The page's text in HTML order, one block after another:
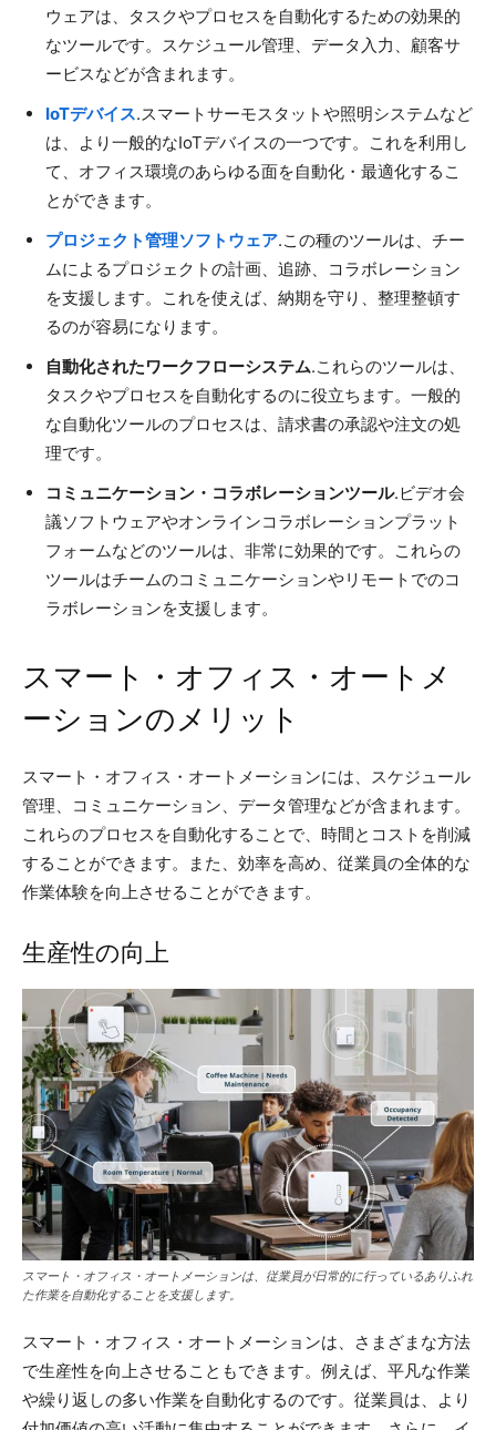
ウェアは、タスクやプロセスを自動化するための効果的
なツールです。スケジュール管理、データ入力、顧客サ
ービスなどが含まれます。
IoTデバイス.スマートサーモスタットや照明システムなど
は、より一般的なIoTデバイスの一つです。これを利用し
て、オフィス環境のあらゆる面を自動化・最適化するこ
とができます。
プロジェクト管理ソフトウェア.この種のツールは、チー
ムによるプロジェクトの計画、追跡、コラボレーション
を支援します。これを使えば、納期を守り、整理整頓す
るのが容易になります。
自動化されたワークフローシステム.これらのツールは、
タスクやプロセスを自動化するのに役立ちます。一般的
な自動化ツールのプロセスは、請求書の承認や注文の処
理です。
コミュニケーション・コラボレーションツール.ビデオ会
議ソフトウェアやオンラインコラボレーションプラット
フォームなどのツールは、非常に効果的です。これらの
ツールはチームのコミュニケーションやリモートでのコ
ラボレーションを支援します。
スマート・オフィス・オートメ
ーションのメリット
スマート・オフィス・オートメーションには、スケジュール
管理、コミュニケーション、データ管理などが含まれます。
これらのプロセスを自動化することで、時間とコストを削減
することができます。また、効率を高め、従業員の全体的な
作業体験を向上させることができます。
生産性の向上
スマート・オフィス・オートメーションは、従業員が日常的に行っているありふれ
た作業を自動化することを支援します。
スマート・オフィス・オートメーションは、さまざまな方法
で生産性を向上させることもできます。例えば、平凡な作業
や繰り返しの多い作業を自動化するのです。従業員は、より